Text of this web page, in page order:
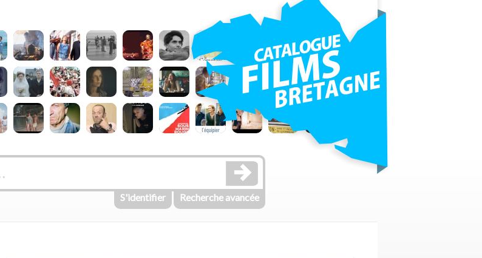
S'identifier Recherche avancée